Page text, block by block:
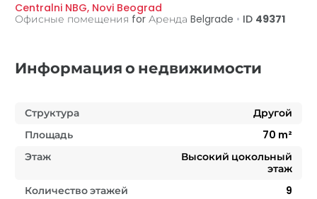
Centralni NBG, Novi Beograd
Офисные помещения for Аренда Belgrade • ID 49371
Информация о недвижимости
Структура
Другой
Площадь
70 m²
Этаж
Высокий цокольный
этаж
Количество этажей
9